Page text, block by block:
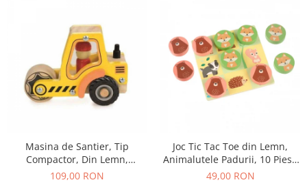
Masina de Santier, Tip
Compactor, Din Lemn,
Galbena
109,00 RON
Joc Tic Tac Toe din Lemn,
Animalutele Padurii, 10 Piese
in Punga Textila
49,00 RON